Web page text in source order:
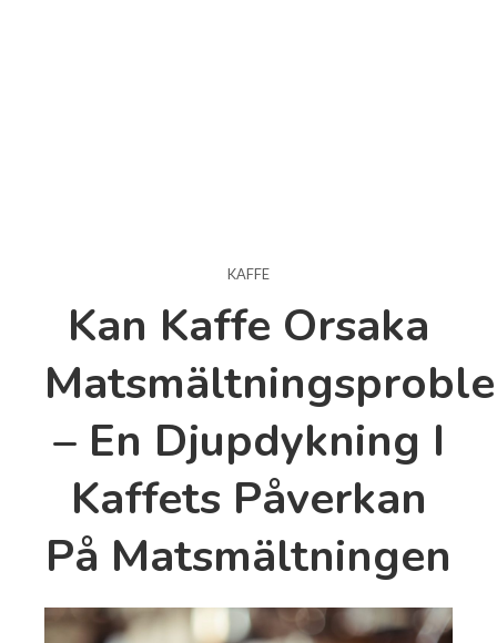
KAFFE
Kan Kaffe Orsaka
– En Djupdykning I
Kaffets Påverkan
På Matsmältningen